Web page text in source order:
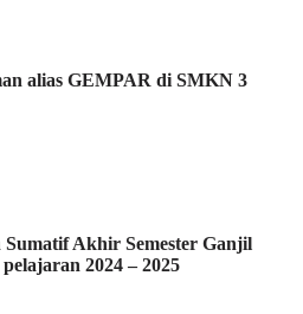
alias GEMPAR di SMKN 3
Akhir Semester Ganjil
2024 – 2025